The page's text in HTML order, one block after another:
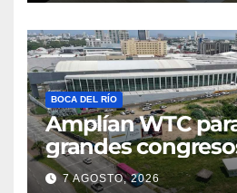
BOCA DEL RÍO
Amplían WTC
grandes
7 AGOSTO, 2026